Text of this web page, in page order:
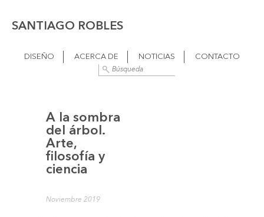
SANTIAGO ROBLES
DISEÑO ACERCA DE NOTICIAS CONTACTO
A la sombra
del árbol.
Arte,
filosofía y
ciencia
Noviembre 2019